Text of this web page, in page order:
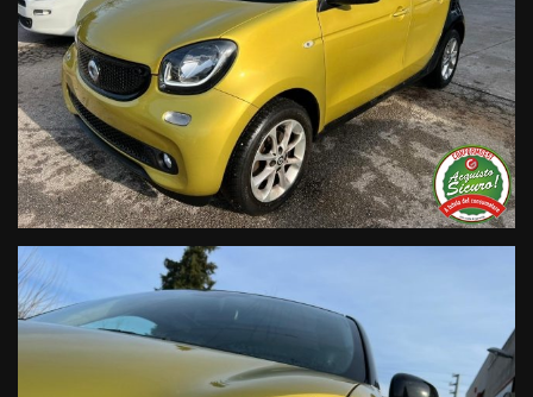
• Si precisa che le informazioni contenute negli annunci
online e nel proprio sito web sono state compilate con cura
affinché siano il più complete e precise; tuttavia possono
contenere errori e omissioni. Si declina ogni responsabilità
per eventuali involontarie incongruenze che non
rappresentano un impegno contrattuale.